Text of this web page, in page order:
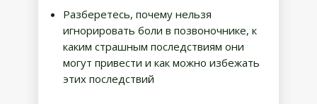
Разберетесь, почему нельзя
игнорировать боли в позвоночнике, к
каким страшным последствиям они
могут привести и как можно избежать
этих последствий